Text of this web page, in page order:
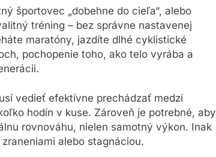
športovec „dobehne do cieľa“, alebo
tréning – bez správne nastavenej
maratóny, jazdíte dlhé cyklistické
pochopenie toho, ako telo vyrába a
vedieť efektívne prechádzať medzi
hodín v kuse. Zároveň je potrebné, aby
rovnováhu, nielen samotný výkon. Inak
alebo stagnáciou.